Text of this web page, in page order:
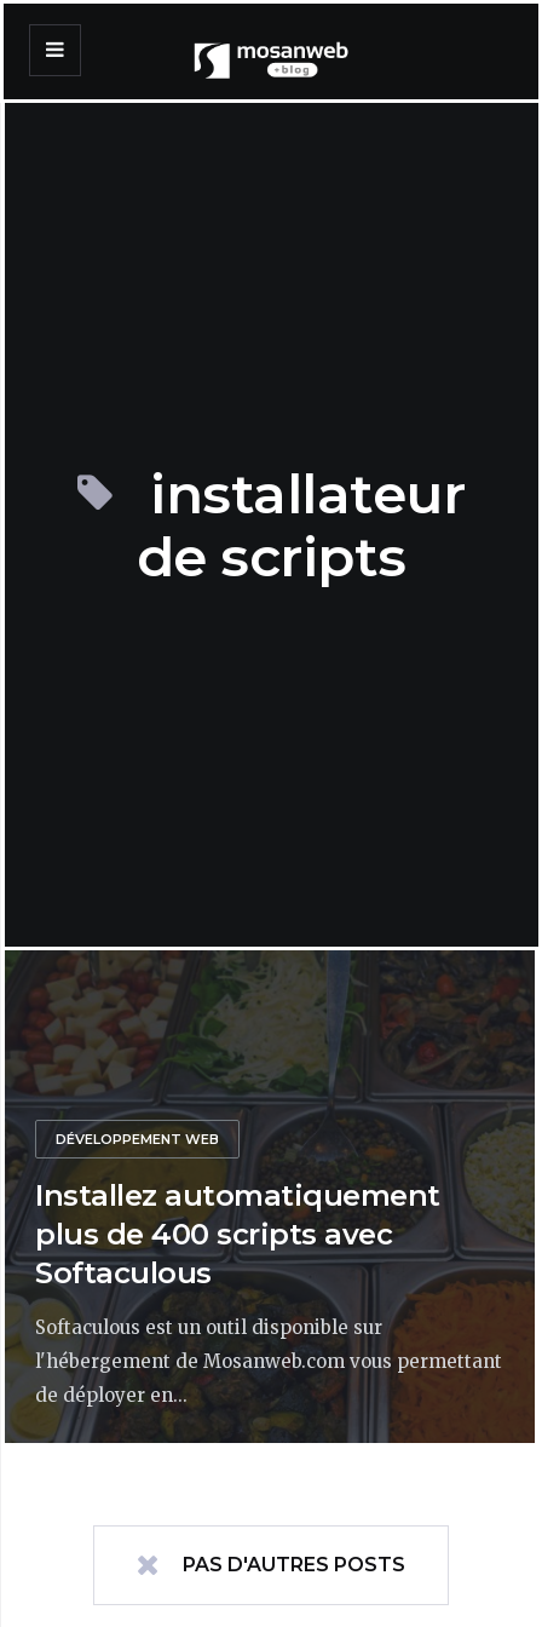
installateur
de scripts
DÉVELOPPEMENT WEB
Installez automatiquement
plus de 400 scripts avec
Softaculous
Softaculous est un outil disponible sur
l'hébergement de Mosanweb.com vous permettant
de déployer en...
PAS D'AUTRES POSTS